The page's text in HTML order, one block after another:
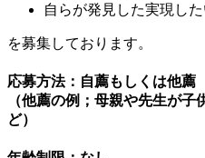
自らが発見した実現し
を募集しております。
応募方法：自薦もしくは他薦
（他薦の例；母親や先生が
ど）